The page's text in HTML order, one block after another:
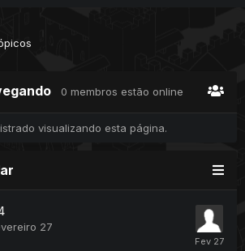
0 membros estão online
visualizando esta página.
27